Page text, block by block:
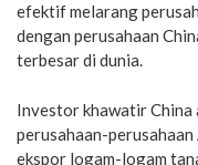
efektif melarang
dengan perusahaan
terbesar di dunia.
Investor khawatir China
perusahaan-
ekspor logam-logam